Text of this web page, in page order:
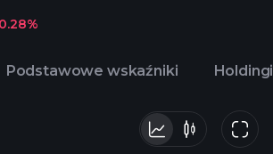
Podstawowe wskaźniki Holdingi